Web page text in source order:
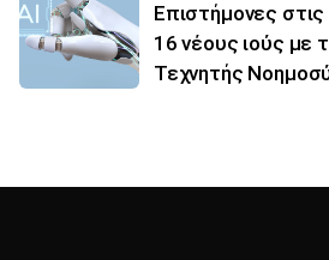
Επιστήμονες
16 νέους ιούς με
Τεχνητής